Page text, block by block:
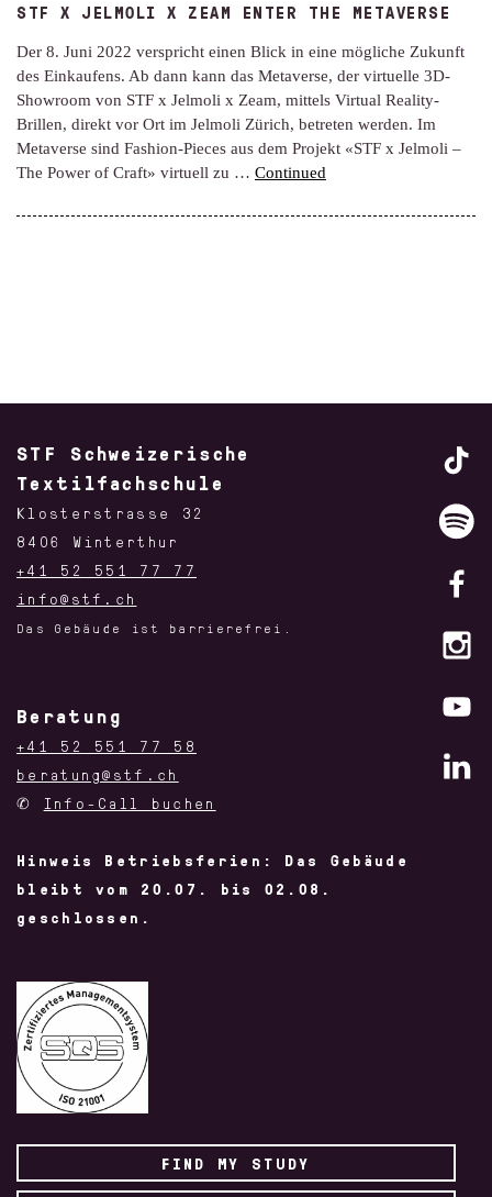
STF X JELMOLI X ZEAM ENTER THE METAVERSE
Der 8. Juni 2022 verspricht einen Blick in eine mögliche Zukunft
des Einkaufens. Ab dann kann das Metaverse, der virtuelle 3D-
Showroom von STF x Jelmoli x Zeam, mittels Virtual Reality-
Brillen, direkt vor Ort im Jelmoli Zürich, betreten werden. Im
Metaverse sind Fashion-Pieces aus dem Projekt «STF x Jelmoli –
The Power of Craft» virtuell zu … Continued
STF Schweizerische
Textilfachschule
Klosterstrasse 32
8406 Winterthur
+41 52 551 77 77
info@stf.ch
Das Gebäude ist barrierefrei.
Beratung
+41 52 551 77 58
beratung@stf.ch
✆ Info-Call buchen
Hinweis Betriebsferien: Das Gebäude
bleibt vom 20.07. bis 02.08.
geschlossen.
FIND MY STUDY